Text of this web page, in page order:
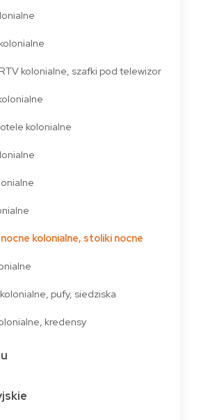
kolonialne, szafki pod telewizor
kolonialne
kolonialne, stoliki nocne
pufy, siedziska
kredensy